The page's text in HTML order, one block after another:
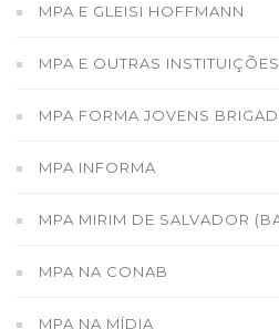
MPA E GLEISI HOFFMANN
MPA E OUTRAS
MPA FORMA JOVENS
MPA INFORMA
MPA MIRIM DE SALVADOR
MPA NA CONAB
MPA NA MÍDIA